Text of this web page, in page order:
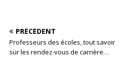
PRÉCÉDENT
Professeurs des écoles, tout savoir
sur les rendez-vous de carrière…